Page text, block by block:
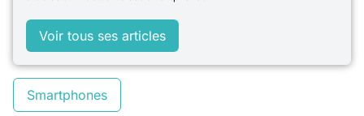
Voir tous ses articles
Smartphones